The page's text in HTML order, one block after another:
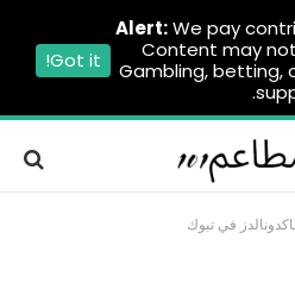
في تبوك
Alert:We pay
Content may
Gambling, betting,
Got it!